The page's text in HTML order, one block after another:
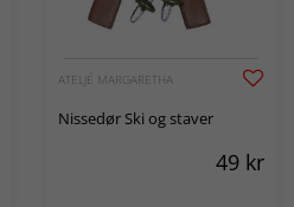
ATELJÉ MARGARETHA
Nissedør Ski og staver
49 kr